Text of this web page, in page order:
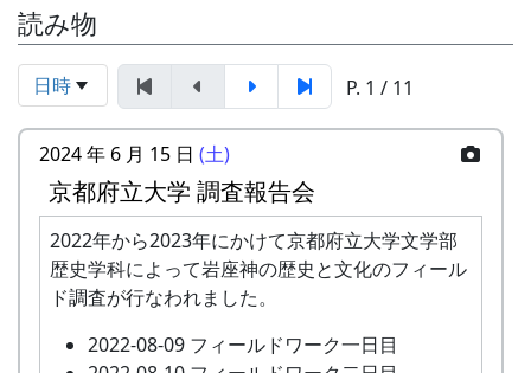
読み物
日時 P. 1 / 11
2024 年 6 月 15 日 (土)
京都府立大学 調査報告会
2022年から2023年にかけて京都府立大学文学部
歴史学科によって岩座神の歴史と文化のフィール
ド調査が行なわれました。
2022-08-09 フィールドワーク一日目